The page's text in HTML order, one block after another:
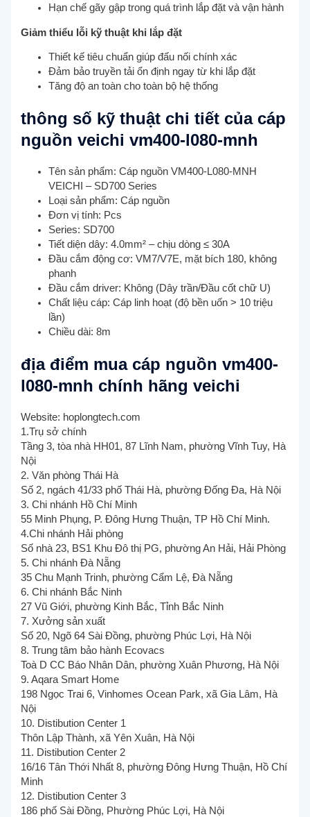
Hạn chế gãy gập trong quá trình lắp đặt và vận hành
Giảm thiểu lỗi kỹ thuật khi lắp đặt
Thiết kế tiêu chuẩn giúp đấu nối chính xác
Đảm bảo truyền tải ổn định ngay từ khi lắp đặt
Tăng độ an toàn cho toàn bộ hệ thống
thông số kỹ thuật chi tiết của cáp
nguồn veichi vm400-l080-mnh
Tên sản phẩm: Cáp nguồn VM400-L080-MNH
VEICHI – SD700 Series
Loại sản phẩm: Cáp nguồn
Đơn vị tính: Pcs
Series: SD700
Tiết diện dây: 4.0mm² – chịu dòng ≤ 30A
Đầu cắm động cơ: VM7/V7E, mặt bích 180, không
phanh
Đầu cắm driver: Không (Dây trần/Đầu cốt chữ U)
Chất liệu cáp: Cáp linh hoạt (độ bền uốn > 10 triệu
lần)
Chiều dài: 8m
địa điểm mua cáp nguồn vm400-
l080-mnh chính hãng veichi
Website: hoplongtech.com
1.Trụ sở chính
Tầng 3, tòa nhà HH01, 87 Lĩnh Nam, phường Vĩnh Tuy, Hà
Nội
2. Văn phòng Thái Hà
Số 2, ngách 41/33 phố Thái Hà, phường Đống Đa, Hà Nội
3. Chi nhánh Hồ Chí Minh
55 Minh Phụng, P. Đông Hưng Thuận, TP Hồ Chí Minh.
4.Chi nhánh Hải phòng
Số nhà 23, BS1 Khu Đô thị PG, phường An Hải, Hải Phòng
5. Chi nhánh Đà Nẵng
35 Chu Mạnh Trinh, phường Cẩm Lệ, Đà Nẵng
6. Chi nhánh Bắc Ninh
27 Vũ Giới, phường Kinh Bắc, Tỉnh Bắc Ninh
7. Xưởng sản xuất
Số 20, Ngõ 64 Sài Đồng, phường Phúc Lợi, Hà Nội
8. Trung tâm bảo hành Ecovacs
Toà D CC Báo Nhân Dân, phường Xuân Phương, Hà Nội
9. Aqara Smart Home
198 Ngọc Trai 6, Vinhomes Ocean Park, xã Gia Lâm, Hà
Nội
10. Distibution Center 1
Thôn Lập Thành, xã Yên Xuân, Hà Nội
11. Distibution Center 2
16/16 Tân Thới Nhất 8, phường Đông Hưng Thuận, Hồ Chí
Minh
12. Distibution Center 3
186 phố Sài Đồng, Phường Phúc Lợi, Hà Nội